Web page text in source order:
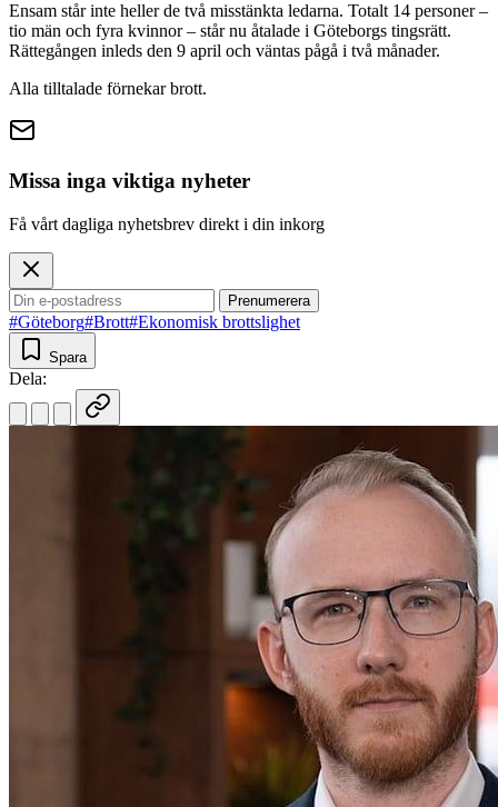
Ensam står inte heller de två misstänkta ledarna. Totalt 14 personer –
tio män och fyra kvinnor – står nu åtalade i Göteborgs tingsrätt.
Rättegången inleds den 9 april och väntas pågå i två månader.
Alla tilltalade förnekar brott.
Missa inga viktiga nyheter
Få vårt dagliga nyhetsbrev direkt i din inkorg
Prenumerera
#Göteborg#Brott#Ekonomisk brottslighet
Spara
Dela: